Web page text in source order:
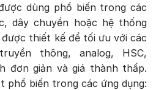
dùng phổ biến trong các
dây chuyền hoặc hệ thống
được thiết kế để tối ưu với các
thông, analog, HSC,
đơn giản và giá thành thấp.
phổ biến trong các ứng dụng: